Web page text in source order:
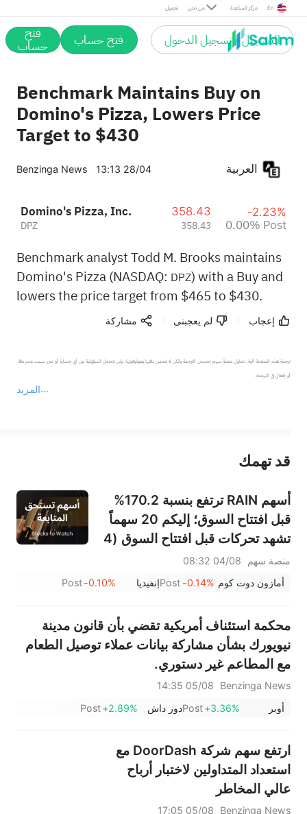
تحميل من نحن مركز المساعدة En
التسجيل / تسجيل الدخول فتح حساب فتح
حساب
Benchmark Maintains Buy on
Domino's Pizza, Lowers Price
Target to $430
Benzinga News 13:13 28/04
Domino's Pizza, Inc.
DPZ
358.43
358.43
-2.23%
0.00% Post
Benchmark analyst Todd M. Brooks maintains
Domino's Pizza (NASDAQ: DPZ) with a Buy and
lowers the price target from $465 to $430.
إعجاب لم يعجبنى مشاركة
المزيد
ترجمة هذه الصفحة آلية. تحاول منصة سهم تحسين الترجمة ولكن لا تضمن دقتها وموثوقيتها، ولن تتحمل المسؤولية عن أي خسارة أو ضرر بسبب عدم دقة
أو إغفال في الترجمة.
عند الضرورة، يرجى استشارة مستشار استثمار محترف. لا تقدم منصة سهم أي مشورة استثمارية، ولا تقدم أي التزامات أو ضمانات.
قد تهمك
أسهم RAIN ترتفع بنسبة 170.2%
قبل افتتاح السوق؛ إليكم 20 سهماً
تشهد تحركات قبل افتتاح السوق (4
أغسطس)
منصة سهم
04/08 08:32
أمازون دوت كوم -0.14%
Postإنفيديا -0.10%
Post
محكمة استئناف أمريكية تقضي بأن قانون مدينة
نيويورك بشأن مشاركة بيانات عملاء توصيل الطعام
مع المطاعم غير دستوري.
Benzinga News
05/08 14:35
أوبر
+3.36%
Postدور داش +2.89%
Post
ارتفع سهم شركة DoorDash مع
استعداد المتداولين لاختبار أرباح
عالي المخاطر
Benzinga News
05/08 17:05